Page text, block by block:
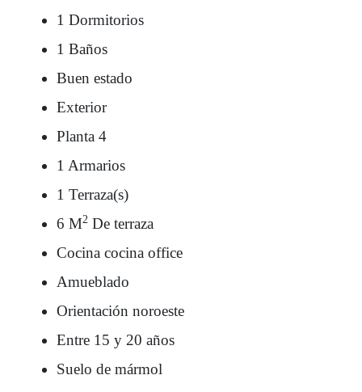
1 Dormitorios
1 Baños
Buen estado
Exterior
Planta 4
1 Armarios
1 Terraza(s)
6 M2 De terraza
Cocina cocina office
Amueblado
Orientación noroeste
Entre 15 y 20 años
Suelo de mármol